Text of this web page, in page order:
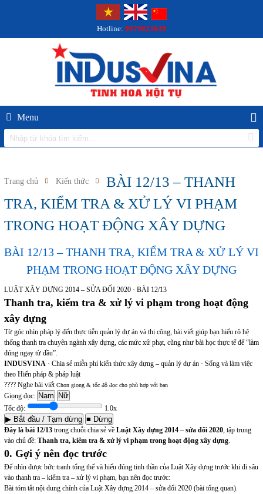
Hotline: 0979823639
Menu
Trang chủ Kiến thức
BÀI 12/13 – THANH
TRA, KIỂM TRA & XỬ LÝ VI PHẠM
TRONG HOẠT ĐỘNG XÂY DỰNG
BÀI 12/13 – THANH TRA, KIỂM TRA & XỬ LÝ VI
PHẠM TRONG HOẠT ĐỘNG XÂY DỰNG
LUẬT XÂY DỰNG 2014 – SỬA ĐỔI 2020 · BÀI 12/13
Thanh tra, kiểm tra & xử lý vi phạm trong hoạt động
xây dựng
Từ góc nhìn pháp lý đến thực tiễn quản lý dự án và thi công, bài viết giúp bạn hiểu rõ hệ
thống thanh tra chuyên ngành xây dựng, các mức xử phạt, cũng như bài học thực tế để “làm
đúng ngay từ đầu”.
INDUSVINA· Chia sẻ miễn phí kiến thức xây dựng – quản lý dự án · Sống và làm việc
theo Hiến pháp & pháp luật
???? Nghe bài viết Chọn giọng & tốc độ đọc cho phù hợp với bạn
Giọng đọc: Nam Nữ
Tốc độ: 1.0x
▶ Bắt đầu / Tạm dừng ■ Dừng
Đây là bài 12/13trong chuỗi chia sẻ về Luật Xây dựng 2014 – sửa đổi 2020, tập trung
vào chủ đề: Thanh tra, kiểm tra & xử lý vi phạm trong hoạt động xây dựng.
0. Gợi ý nên đọc trước
Để nhìn được bức tranh tổng thể và hiểu đúng tinh thần của Luật Xây dựng trước khi đi sâu
vào thanh tra – kiểm tra – xử lý vi phạm, bạn nên đọc trước:
Bài tóm tắt nội dung chính của Luật Xây dựng 2014 – sửa đổi 2020 (bài tổng quan).